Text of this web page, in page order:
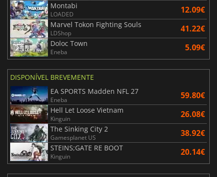
Montabi
LOADED 12.09€
Marvel Tokon Fighting Souls
LDShop 41.22€
Doloc Town
Eneba 5.09€
DISPONÍVEL BREVEMENTE
EA SPORTS Madden NFL 27
Eneba 59.80€
Hell Let Loose Vietnam
Kinguin 26.08€
The Sinking City 2
Gamesplanet US 38.92€
STEINS;GATE RE BOOT
Kinguin 20.14€